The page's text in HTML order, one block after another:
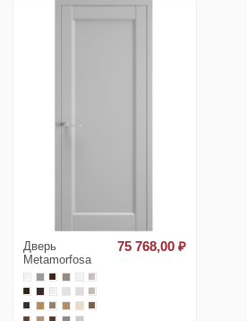
Дверь
Metamorfosa
75 768,00 ₽